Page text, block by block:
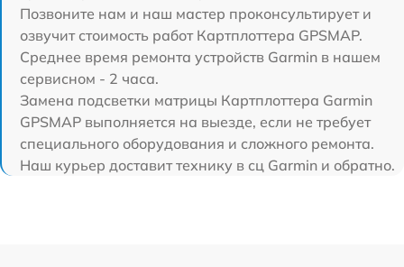
Позвоните нам и наш мастер проконсультирует и
озвучит стоимость работ Картплоттера GPSMAP.
Среднее время ремонта устройств Garmin в нашем
сервисном - 2 часа.
Замена подсветки матрицы Картплоттера Garmin
GPSMAP выполняется на выезде, если не требует
специального оборудования и сложного ремонта.
Наш курьер доставит технику в сц Garmin и обратно.